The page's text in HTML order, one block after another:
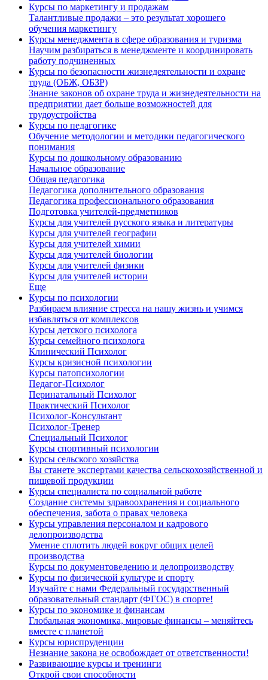
Курсы по маркетингу и продажам
Талантливые продажи – это результат хорошего
обучения маркетингу
Курсы менеджмента в сфере образования и туризма
Научим разбираться в менеджменте и координировать
работу подчиненных
Курсы по безопасности жизнедеятельности и охране
труда (ОБЖ, ОБЗР)
Знание законов об охране труда и жизнедеятельности на
предприятии дает больше возможностей для
трудоустройства
Курсы по педагогике
Обучение методологии и методики педагогического
понимания
Курсы по дошкольному образованию
Начальное образование
Общая педагогика
Педагогика дополнительного образования
Педагогика профессионального образования
Подготовка учителей-предметников
Курсы для учителей русского языка и литературы
Курсы для учителей географии
Курсы для учителей химии
Курсы для учителей биологии
Курсы для учителей физики
Курсы для учителей истории
Еще
Курсы по психологии
Разбираем влияние стресса на нашу жизнь и учимся
избавляться от комплексов
Курсы детского психолога
Курсы семейного психолога
Клинический Психолог
Курсы кризисной психологии
Курсы патопсихологии
Педагог-Психолог
Перинатальный Психолог
Практический Психолог
Психолог-Консультант
Психолог-Тренер
Специальный Психолог
Курсы спортивный психологии
Курсы сельского хозяйства
Вы станете экспертами качества сельскохозяйственной и
пищевой продукции
Курсы специалиста по социальной работе
Создание системы здравоохранения и социального
обеспечения, забота о правах человека
Курсы управления персоналом и кадрового
делопроизводства
Умение сплотить людей вокруг общих целей
производства
Курсы по документоведению и делопроизводству
Курсы по физической культуре и спорту
Изучайте с нами Федеральный государственный
образовательный стандарт (ФГОС) в спорте!
Курсы по экономике и финансам
Глобальная экономика, мировые финансы – меняйтесь
вместе с планетой
Курсы юриспруденции
Незнание закона не освобождает от ответственности!
Развивающие курсы и тренинги
Открой свои способности